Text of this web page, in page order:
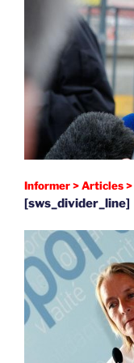
Informer > Articles >
[sws_divider_line]